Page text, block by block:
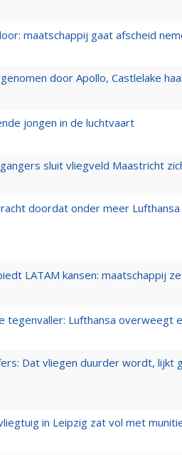
maatschappij gaat afscheid
door Apollo, Castlelake
jongen in de luchtvaart
sluit vliegveld Maastricht
doordat onder meer
LATAM kansen: maatschappij
tegenvaller: Lufthansa overweegt
Dat vliegen duurder wordt, lijkt
in Leipzig zat vol met